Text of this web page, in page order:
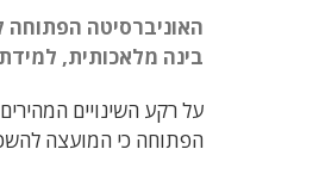
האוניברסיטה
בינה מלאכותית,
על רקע השינויים
הפתוחה כי המועצה